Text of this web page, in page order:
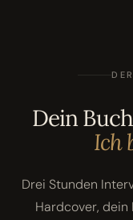
Dein
Ich
Drei Stunden
Hardcover, dein